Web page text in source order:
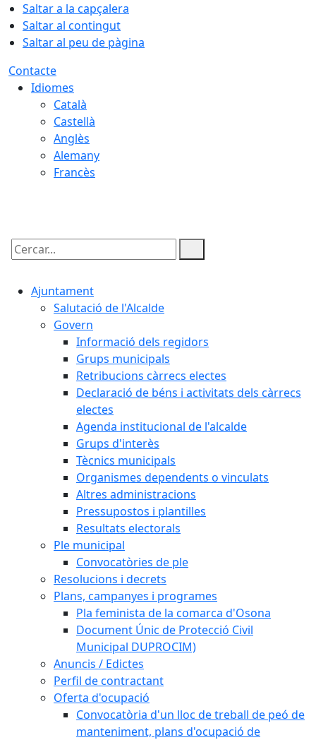
Saltar a la capçalera
Saltar al contingut
Saltar al peu de pàgina
Contacte
Idiomes
Català
Castellà
Anglès
Alemany
Francès
Cercar:
Ajuntament
Salutació de l'Alcalde
Govern
Informació dels regidors
Grups municipals
Retribucions càrrecs electes
Declaració de béns i activitats dels càrrecs
electes
Agenda institucional de l'alcalde
Grups d'interès
Tècnics municipals
Organismes dependents o vinculats
Altres administracions
Pressupostos i plantilles
Resultats electorals
Ple municipal
Convocatòries de ple
Resolucions i decrets
Plans, campanyes i programes
Pla feminista de la comarca d'Osona
Document Únic de Protecció Civil
Municipal DUPROCIM)
Anuncis / Edictes
Perfil de contractant
Oferta d'ocupació
Convocatòria d'un lloc de treball de peó de
manteniment, plans d'ocupació de